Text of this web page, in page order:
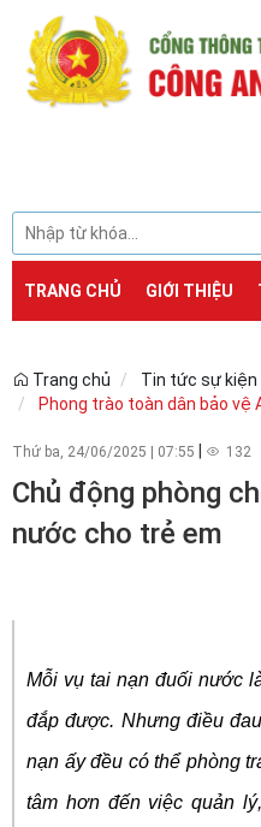
TRANG CHỦ GIỚI THIỆU
Trang chủ
Tin tức sự kiện
Phong trào toàn dân bảo vệ
Thứ ba, 24/06/2025 | 07:55 132
Chủ động phòng
nước cho trẻ em
Mỗi vụ tai nạn đuối nước
đắp được. Nhưng điều
nạn ấy đều có thể phòng
tâm hơn đến việc quản